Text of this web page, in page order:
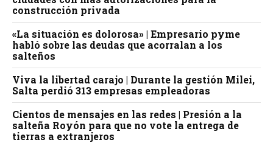
construcción privada
«La situación es dolorosa» | Empresario pyme
habló sobre las deudas que acorralan a los
salteños
Viva la libertad carajo | Durante la gestión Milei,
Salta perdió 313 empresas empleadoras
Cientos de mensajes en las redes | Presión a la
salteña Royón para que no vote la entrega de
tierras a extranjeros